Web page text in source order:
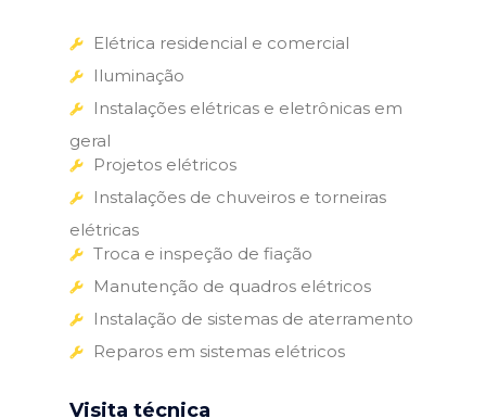
Elétrica residencial e comercial
Iluminação
Instalações elétricas e eletrônicas em
geral
Projetos elétricos
Instalações de chuveiros e torneiras
elétricas
Troca e inspeção de fiação
Manutenção de quadros elétricos
Instalação de sistemas de aterramento
Reparos em sistemas elétricos
Visita técnica